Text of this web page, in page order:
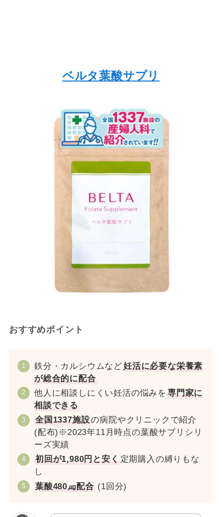
ベルタ葉酸サプリ
おすすめポイント
鉄分・カルシウムなど妊活に必要な栄養素
が総合的に配合
他人に相談しにくい妊活の悩みを 専門家に
相談できる
全国1337施設の病院やクリニックで紹介
(配布)※2023年11月時点の葉酸サプリシリ
ーズ実績
初回が1,980円と安く 定期購入の縛りもな
し
葉酸480㎍配合 (1回分)